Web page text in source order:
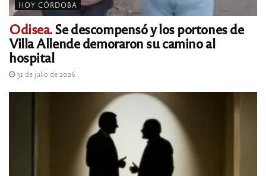
HOY CÓRDOBA
Odisea.Se descompensó y los portones de
Villa Allende demoraron su camino al
hospital
31 de julio de 2026